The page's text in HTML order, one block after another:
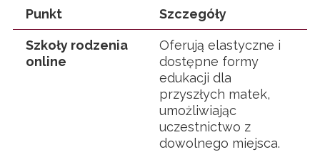
Punkt Szczegóły
Szkoły rodzenia
online
Oferują elastyczne i
dostępne formy
edukacji dla
przyszłych matek,
umożliwiając
uczestnictwo z
dowolnego miejsca.